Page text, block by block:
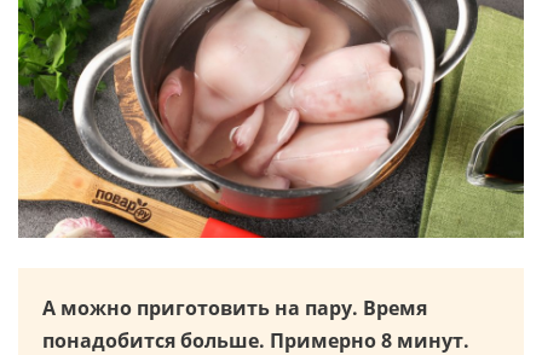
А можно приготовить на пару. Время
понадобится больше. Примерно 8 минут.